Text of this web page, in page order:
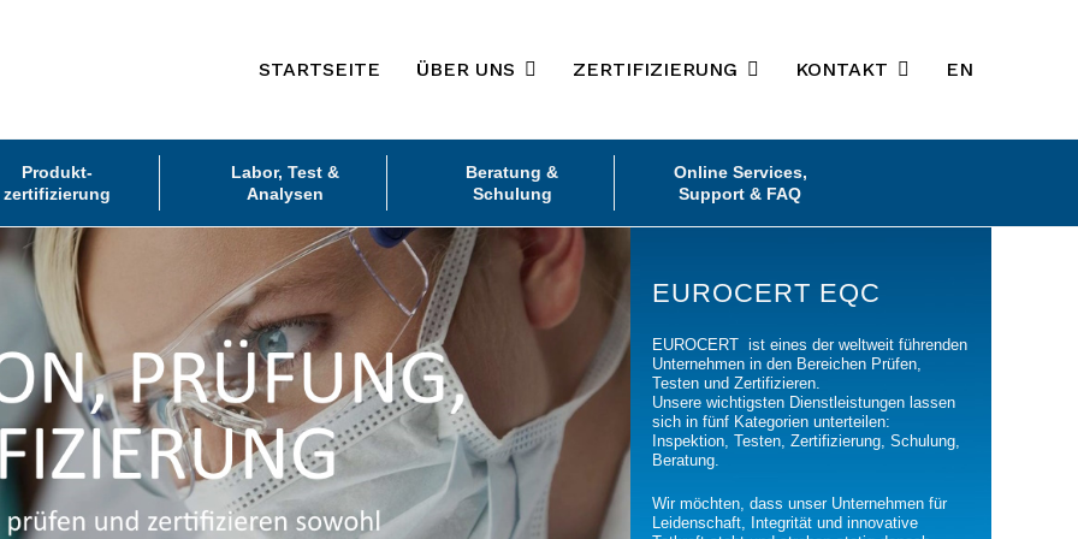
STARTSEITE ÜBER UNS ZERTIFIZIERUNG KONTAKT EN
Produkt-
zertifizierung
Labor, Test &
Analysen
Beratung &
Schulung
Online Services,
Support & FAQ
EUROCERT EQC
EUROCERT ist eines der weltweit führenden
Unternehmen in den Bereichen Prüfen,
Testen und Zertifizieren.
Unsere wichtigsten Dienstleistungen lassen
sich in fünf Kategorien unterteilen:
Inspektion, Testen, Zertifizierung, Schulung,
Beratung.
Wir möchten, dass unser Unternehmen für
Leidenschaft, Integrität und innovative